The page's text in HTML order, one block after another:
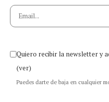
Quiero recibir la newsletter y
(ver)
Puedes darte de baja en cualquier